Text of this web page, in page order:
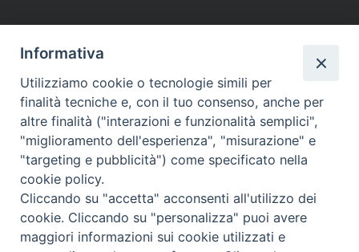
HOME VESCOVO ORARI MESSE
CURIA VESCOVILE
TUTELA MINORI
UFFICI PASTORALI PERSONE
VITA CONSACRATA
DOCUMENTI
CONTATTI
Copyright © 2018 Diocesi di Foligno /Curia . Piazza Mons. Faloci 3 - 06034
tel. 0742 350473 fax 0742 349021 email: info@diocesidifoligno.it . pec:
diocesidifoligno@pec.it
Informativa
Utilizziamo cookie o tecnologie simili per
finalità tecniche e, con il tuo consenso, anche per
altre finalità ("interazioni e funzionalità semplici",
"miglioramento dell'esperienza", "misurazione" e
"targeting e pubblicità") come specificato nella
cookie policy.
Cliccando su "accetta" acconsenti all'utilizzo dei
cookie. Cliccando su "personalizza" puoi avere
maggiori informazioni sui cookie utilizzati e